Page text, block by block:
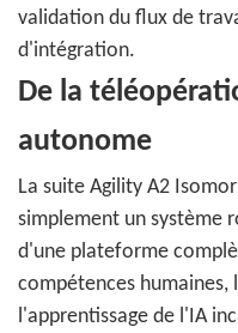
validation du flux de
d'intégration.
De la
autonome
La suite Agility A2
simplement un système
d'une plateforme
compétences
l'apprentissage de l'IA